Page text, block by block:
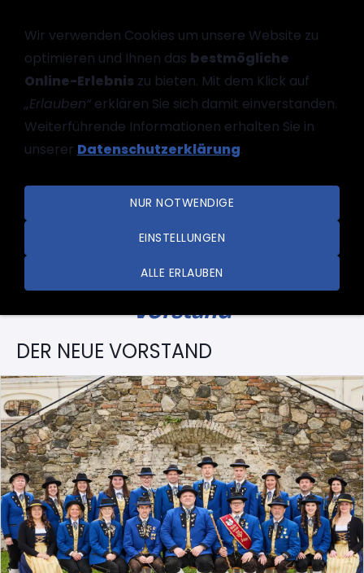
NAVIGATION EINBLENDEN
Vorstand
DER NEUE VORSTAND
Wir verwenden Cookies um unsere Website zu
optimieren und Ihnen das bestmögliche
Online-Erlebnis zu bieten. Mit dem Klick auf
„Erlauben“ erklären Sie sich damit einverstanden.
Weiterführende Informationen erhalten Sie in
unserer Datenschutzerklärung.
NUR NOTWENDIGE
EINSTELLUNGEN
ALLE ERLAUBEN